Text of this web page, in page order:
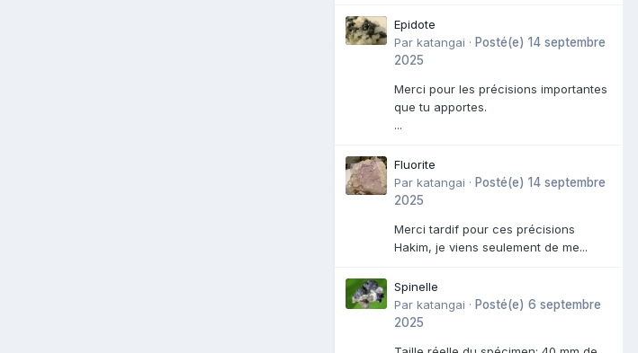
Epidote
Par katangai · Posté(e) 14 septembre
2025
Merci pour les précisions importantes
que tu apportes.
...
Fluorite
Par katangai · Posté(e) 14 septembre
2025
Merci tardif pour ces précisions
Hakim, je viens seulement de me...
Spinelle
Par katangai · Posté(e) 6 septembre
2025